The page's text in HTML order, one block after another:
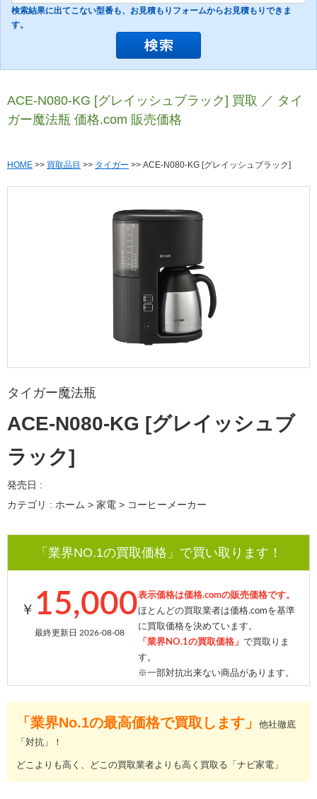
検索結果に出てこない型番も、お見積もりフォームからお見積もりできま
す。
ACE-N080-KG [グレイッシュブラック] 買取 ／ タイ
ガー魔法瓶 価格.com 販売価格
HOME >> 買取品目 >> タイガー >> ACE-N080-KG [グレイッシュブラック]
タイガー魔法瓶
ACE-N080-KG [グレイッシュブ
ラック]
発売日 :
カテゴリ : ホーム > 家電 > コーヒーメーカー
「業界NO.1の買取価格」で買い取ります！
￥ 15,000
最終更新日 2026-08-08
表示価格は価格.comの販売価格です。
ほとんどの買取業者は価格.comを基準
に買取価格を決めています。
「業界NO.1の買取価格」 で買取りま
す。
※一部対抗出来ない商品があります。
「業界No.1の最高価格で買取します」
他社徹底
「対抗」！
どこよりも高く、どこの買取業者よりも高く買取る「ナビ家電」